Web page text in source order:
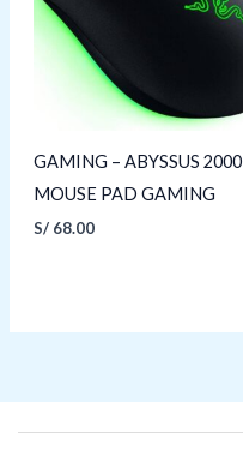
GAMING – ABYSSUS 2000
MOUSE PAD GAMING
S/68.00